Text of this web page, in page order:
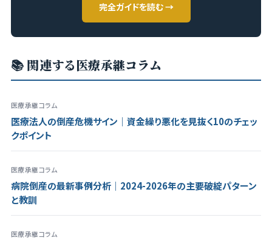
完全ガイドを読む →
📚 関連する医療承継コラム
医療承継コラム
医療法人の倒産危機サイン｜資金繰り悪化を見抜く10のチェッ
クポイント
医療承継コラム
病院倒産の最新事例分析｜2024-2026年の主要破綻パターン
と教訓
医療承継コラム